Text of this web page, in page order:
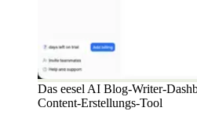
Das eesel AI Blog-Writer-
Content-Erstellungs-Tool